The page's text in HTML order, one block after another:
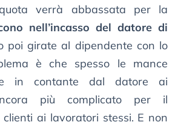
verrà abbassata per la
nell’incasso del datore di
poi girate al dipendente con lo
è che spesso le mance
in contante dal datore ai
più complicato per il
ai lavoratori stessi. E non